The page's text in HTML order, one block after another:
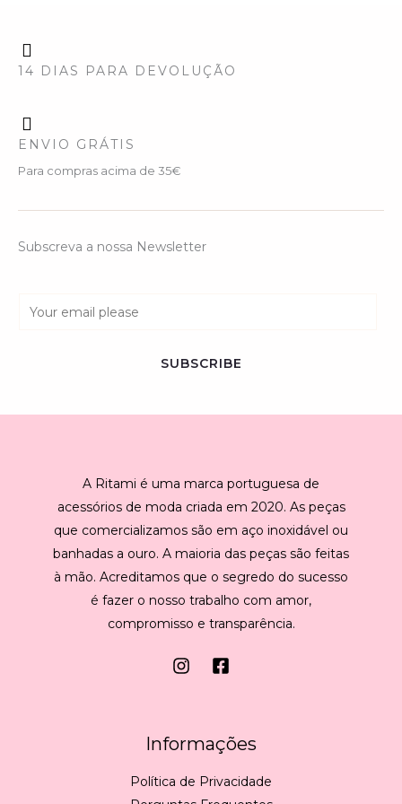
14 DIAS PARA DEVOLUÇÃO
ENVIO GRÁTIS
Para compras acima de 35€
Subscreva a nossa Newsletter
SUBSCRIBE
A Ritami é uma marca portuguesa de
acessórios de moda criada em 2020. As peças
que comercializamos são em aço inoxidável ou
banhadas a ouro. A maioria das peças são feitas
à mão. Acreditamos que o segredo do sucesso
é fazer o nosso trabalho com amor,
compromisso e transparência.
Informações
Política de Privacidade